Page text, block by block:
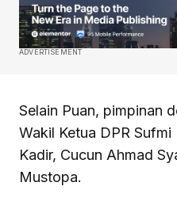
ADVERTISEMENT
Selain Puan, pimpinan
Wakil Ketua DPR
Kadir, Cucun Ahmad
Mustopa.